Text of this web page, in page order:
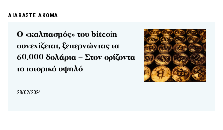
ΔΙΑΒΑΣΤΕ ΑΚΟΜΑ
Ο «καλπασμός» του bitcoin
συνεχίζεται, ξεπερνώντας τα
60.000 δολάρια – Στον ορίζοντα
το ιστορικό υψηλό
28/02/2024